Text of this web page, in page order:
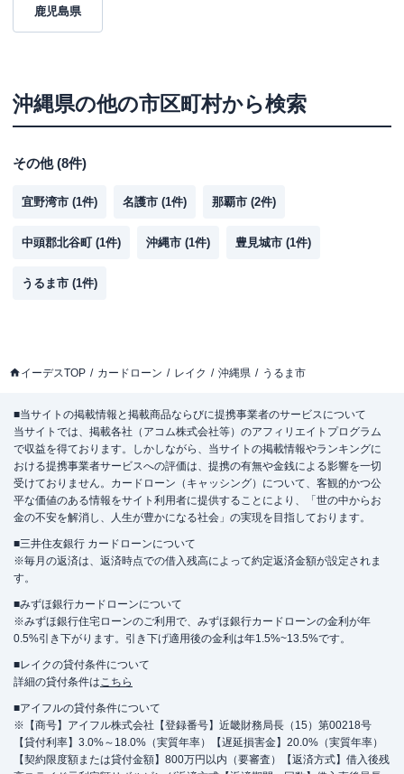
鹿児島県
沖縄県の他の市区町村から検索
その他(8件)
宜野湾市 (1件) 名護市 (1件) 那覇市 (2件)
中頭郡北谷町 (1件) 沖縄市 (1件) 豊見城市 (1件)
うるま市 (1件)
イーデスTOP カードローン レイク 沖縄県 うるま市
■当サイトの掲載情報と掲載商品ならびに提携事業者のサービスについて
当サイトでは、掲載各社（アコム株式会社等）のアフィリエイトプログラム
で収益を得ております。しかしながら、当サイトの掲載情報やランキングに
おける提携事業者サービスへの評価は、提携の有無や金銭による影響を一切
受けておりません。カードローン（キャッシング）について、客観的かつ公
平な価値のある情報をサイト利用者に提供することにより、「世の中からお
金の不安を解消し、人生が豊かになる社会」の実現を目指しております。
■三井住友銀行 カードローンについて
※毎月の返済は、返済時点での借入残高によって約定返済金額が設定されま
す。
■みずほ銀行カードローンについて
※みずほ銀行住宅ローンのご利用で、みずほ銀行カードローンの金利が年
0.5%引き下がります。引き下げ適用後の金利は年1.5%~13.5%です。
■レイクの貸付条件について
詳細の貸付条件はこちら
■アイフルの貸付条件について
※【商号】アイフル株式会社【登録番号】近畿財務局長（15）第00218号
【貸付利率】3.0%～18.0%（実質年率）【遅延損害金】20.0%（実質年率）
【契約限度額または貸付金額】800万円以内（要審査）【返済方式】借入後残